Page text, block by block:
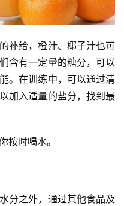
补给，橙汁、椰子汁也可
含有一定量的糖分，可以
。在训练中，可以通过清
加入适量的盐分，找到最
按时喝水。
分之外，通过其他食品及